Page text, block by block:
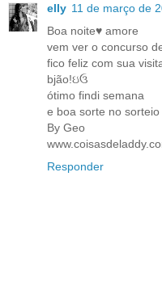
elly 11 de março de
Boa noite♥ amore
vem ver o concurso
fico feliz com sua
bjão!ઇઉ
ótimo findi semana
e boa sorte no sorteio
By Geo
Responder